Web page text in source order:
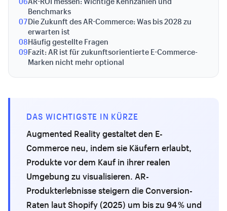
Benchmarks
07Die Zukunft des AR-Commerce: Was bis 2028 zu
erwarten ist
08Häufig gestellte Fragen
09Fazit: AR ist für zukunftsorientierte E-Commerce-
Marken nicht mehr optional
DAS WICHTIGSTE IN KÜRZE
Augmented Reality gestaltet den E-
Commerce neu, indem sie Käufern erlaubt,
Produkte vor dem Kauf in ihrer realen
Umgebung zu visualisieren. AR-
Produkterlebnisse steigern die Conversion-
Raten laut Shopify (2025) um bis zu 94 % und